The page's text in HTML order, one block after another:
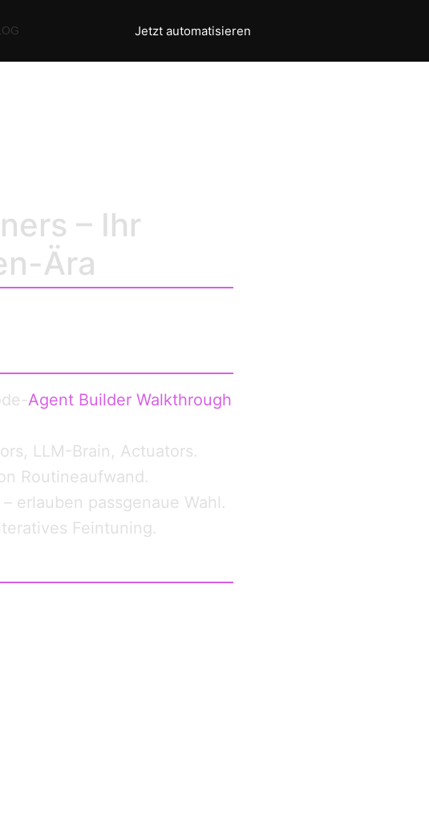
Jetzt automatisieren
– Ihr
Ära
Agent Builder Walkthrough
LLM-Brain, Actuators.
Routineaufwand.
erlauben passgenaue Wahl.
Feintuning.